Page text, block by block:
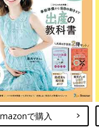
次の話
悪夢を見てしまった娘
に…【子育てなめてま
した日記#37】
で購入